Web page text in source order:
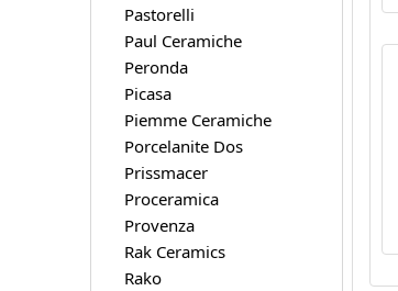
Pastorelli
Paul Ceramiche
Peronda
Picasa
Piemme Ceramiche
Porcelanite Dos
Prissmacer
Proceramica
Provenza
Rak Ceramics
Rako